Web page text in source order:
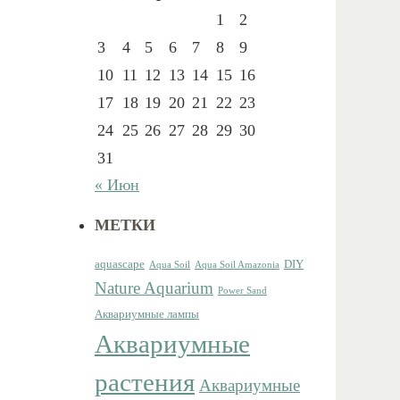
1
2
3
4 5 6 7 8
9
10 11 12 13 14 15 16
17 18 19 20 21 22 23
24 25 26 27 28 29 30
31
« Июн
МЕТКИ
aquascape Aqua Soil Aqua Soil Amazonia DIY
Nature Aquarium Power Sand
Аквариумные лампы
Аквариумные
растения Аквариумные